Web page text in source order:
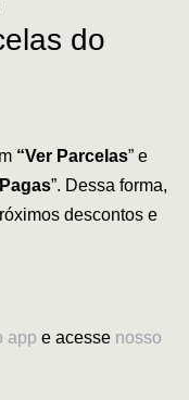
do
“Ver Parcelas” e
”. Dessa forma,
descontos e
app e acesse nosso